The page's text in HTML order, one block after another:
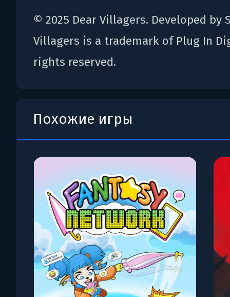
© 2025 Dear Villagers. Developed by
Villagers is a trademark of Plug In
rights reserved.
Похожие игры